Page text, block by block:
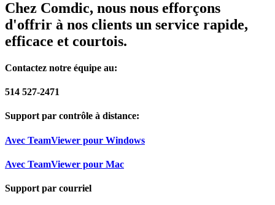
Chez Comdic, nous nous efforçons
d'offrir à nos clients un service rapide,
efficace et courtois.
Contactez notre équipe au:
514 527-2471
Support par contrôle à distance:
Avec TeamViewer pour Windows
Avec TeamViewer pour Mac
Support par courriel